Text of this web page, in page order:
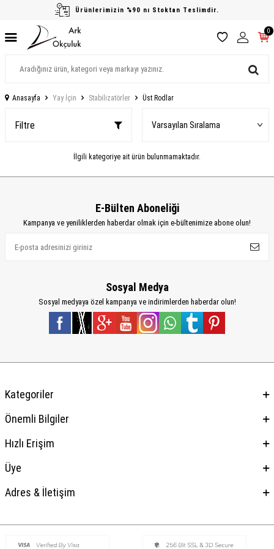
Ürünlerimizin %90 nı Stoktan Teslimdir.
0
Anasayfa Yay İçin Stabilizatörler Üst Rodlar
Filtre
İlgili kategoriye ait ürün bulunmamaktadır.
E-Bülten Aboneliği
Kampanya ve yeniliklerden haberdar olmak için e-bültenimize abone olun!
Sosyal Medya
Sosyal medyaya özel kampanya ve indirimlerden haberdar olun!
Kategoriler
Önemli Bilgiler
Hızlı Erişim
Üye
Adres & İletişim